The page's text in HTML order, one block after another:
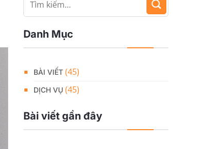
Danh Mục
BÀI VIẾT (45)
DỊCH VỤ (45)
Bài viết gần đây